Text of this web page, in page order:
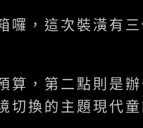
囉，這次裝潢有
算，第二點則是
切換的主題現代童